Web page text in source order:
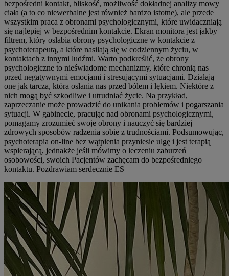
bezpośredni kontakt, bliskość, możliwość dokładnej analizy mowy
ciała (a to co niewerbalne jest również bardzo istotne), ale przede
wszystkim praca z obronami psychologicznymi, które uwidaczniają
się najlepiej w bezpośrednim kontakcie. Ekran monitora jest jakby
filtrem, który osłabia obrony psychologiczne w kontakcie z
psychoterapeutą, a które nasilają się w codziennym życiu, w
kontaktach z innymi ludźmi. Warto podkreślić, że obrony
psychologiczne to nieświadome mechanizmy, które chronią nas
przed negatywnymi emocjami i stresującymi sytuacjami. Działają
one jak tarcza, która osłania nas przed bólem i lękiem. Niektóre z
nich mogą być szkodliwe i utrudniać życie. Na przykład,
zaprzeczanie może prowadzić do unikania problemów i pogarszania
sytuacji. W gabinecie, pracując nad obronami psychologicznymi,
pomagamy zrozumieć swoje obrony i nauczyć się bardziej
zdrowych sposobów radzenia sobie z trudnościami. Podsumowując,
psychoterapia on-line bez wątpienia przyniesie ulgę i jest terapią
wspierającą, jednakże jeśli mówimy o leczeniu zaburzeń
osobowości, swoich Pacjentów zachęcam do bezpośredniego
kontaktu. Pozdrawiam serdecznie ES